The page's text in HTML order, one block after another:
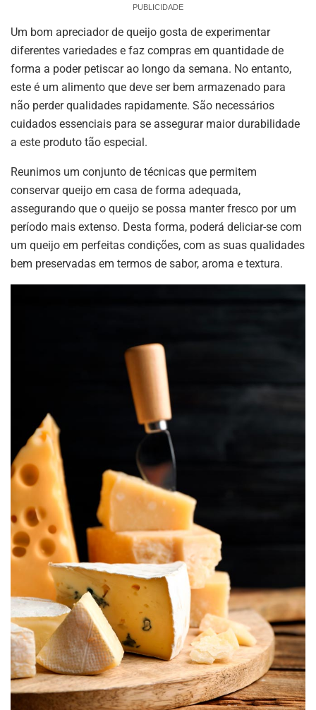
PUBLICIDADE
Um bom apreciador de queijo gosta de experimentar
diferentes variedades e faz compras em quantidade de
forma a poder petiscar ao longo da semana. No entanto,
este é um alimento que deve ser bem armazenado para
não perder qualidades rapidamente. São necessários
cuidados essenciais para se assegurar maior durabilidade
a este produto tão especial.
Reunimos um conjunto de técnicas que permitem
conservar queijo em casa de forma adequada,
assegurando que o queijo se possa manter fresco por um
período mais extenso. Desta forma, poderá deliciar-se com
um queijo em perfeitas condições, com as suas qualidades
bem preservadas em termos de sabor, aroma e textura.